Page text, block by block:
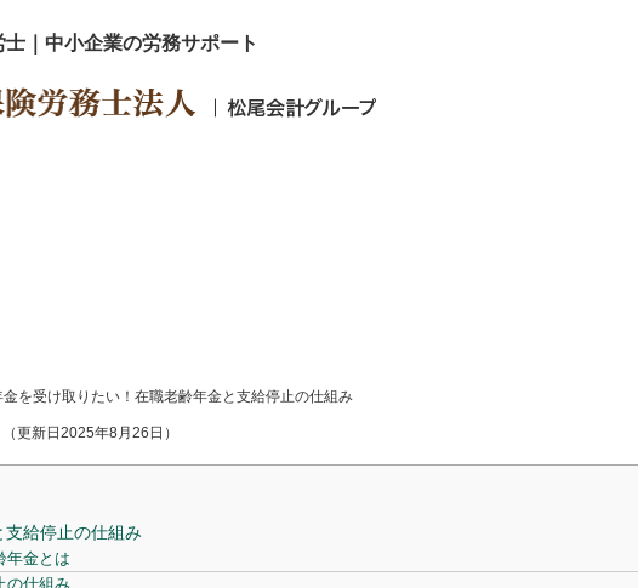
｜中小企業の労務サポート
を受け取りたい！在職老齢年金と支給停止の仕組み
（更新日2025年8月26日）
支給停止の仕組み
年金とは
の仕組み